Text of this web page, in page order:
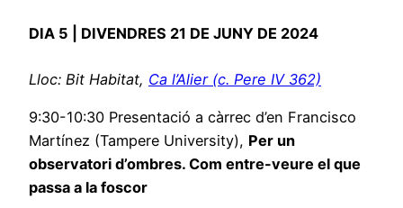
DIA 5 | DIVENDRES 21 DE JUNY DE 2024
Lloc: Bit Habitat, Ca l’Alier (c. Pere IV 362)
9:30-10:30 Presentació a càrrec d’en Francisco
Martínez (Tampere University), Per un
observatori d’ombres. Com entre-veure el que
passa a la foscor